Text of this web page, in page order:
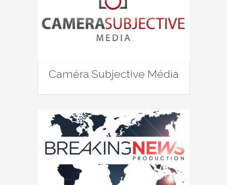
Caméra Subjective Média